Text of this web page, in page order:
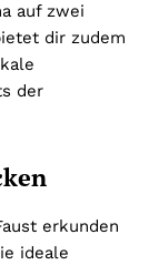
auf zwei
dir zudem
der
erkunden
ideale